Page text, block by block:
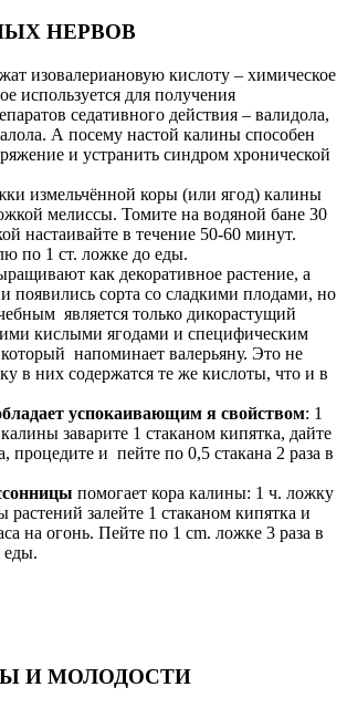
НЕРВОВ
изовалериановую кислоту – химическое
используется для получения
седативного действия – валидола,
А посему настой калины способен
и устранить синдром хронической
измельчённой коры (или ягод) калины
мелиссы. Томите на водяной бане 30
настаивайте в течение 50-60 минут.
по 1 ст. ложке до еды.
как декоративное растение, а
появились сорта со сладкими плодами, но
является только дикорастущий
кислыми ягодами и специфическим
напоминает валерьяну. Это не
в них содержатся те же кислоты, что и в
успокаивающим я свойством: 1
заварите 1 стаканом кипятка, дайте
процедите и пейте по 0,5 стакана 2 раза в
помогает кора калины: 1 ч. ложку
растений залейте 1 стаканом кипятка и
на огонь. Пейте по 1 cm. ложке 3 раза в
еды.
И МОЛОДОСТИ